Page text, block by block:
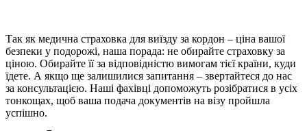
Так як медична страховка для виїзду за кордон – ціна вашої
безпеки у подорожі, наша порада: не обирайте страховку за
ціною. Обирайте її за відповідністю вимогам тієї країни, куди
їдете. А якщо ще залишилися запитання – звертайтеся до нас
за консультацією. Наші фахівці допоможуть розібратися в усіх
тонкощах, щоб ваша подача документів на візу пройшла
успішно.